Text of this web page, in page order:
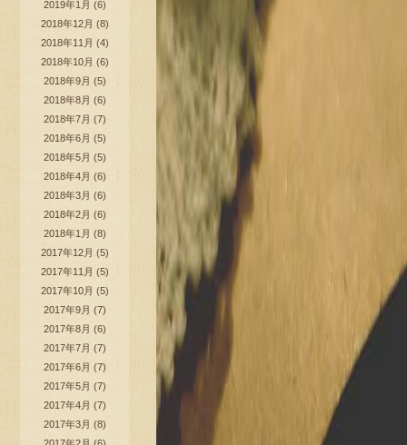
2019年1月 (6)
2018年12月 (8)
2018年11月 (4)
2018年10月 (6)
2018年9月 (5)
2018年8月 (6)
2018年7月 (7)
2018年6月 (5)
2018年5月 (5)
2018年4月 (6)
2018年3月 (6)
2018年2月 (6)
2018年1月 (8)
2017年12月 (5)
2017年11月 (5)
2017年10月 (5)
2017年9月 (7)
2017年8月 (6)
2017年7月 (7)
2017年6月 (7)
2017年5月 (7)
2017年4月 (7)
2017年3月 (8)